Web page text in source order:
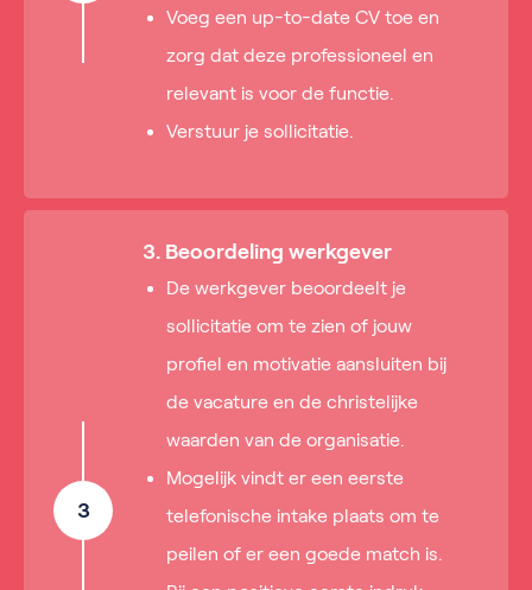
Voeg een up-to-date CV toe en
zorg dat deze professioneel en
relevant is voor de functie.
Verstuur je sollicitatie.
3
3. Beoordeling werkgever
De werkgever beoordeelt je
sollicitatie om te zien of jouw
profiel en motivatie aansluiten bij
de vacature en de christelijke
waarden van de organisatie.
Mogelijk vindt er een eerste
telefonische intake plaats om te
peilen of er een goede match is.